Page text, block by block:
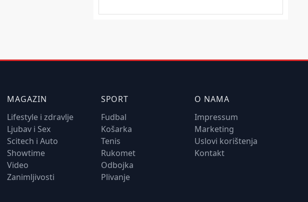
MAGAZIN
Lifestyle i zdravlje
Ljubav i Sex
Scitech i Auto
Showtime
Video
Zanimljivosti
SPORT
Fudbal
Košarka
Tenis
Rukomet
Odbojka
Plivanje
O NAMA
Impressum
Marketing
Uslovi korištenja
Kontakt